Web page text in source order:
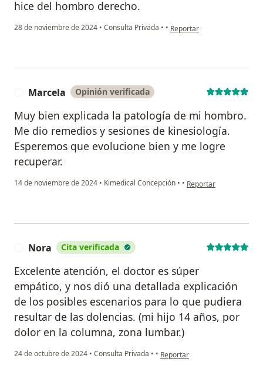
hice del hombro derecho.
28 de noviembre de 2024 • Consulta Privada • • en opinión del usuario R.S.
Reportar
Marcela Opinión verificada
Muy bien explicada la patología de mi hombro.
Me dio remedios y sesiones de kinesiología.
Esperemos que evolucione bien y me logre
recuperar.
14 de noviembre de 2024 • Kimedical Concepción • • en opinión del usuario
Reportar
Nora Cita verificada
Excelente atención, el doctor es súper
empático, y nos dió una detallada explicación
de los posibles escenarios para lo que pudiera
resultar de las dolencias. (mi hijo 14 años, por
dolor en la columna, zona lumbar.)
24 de octubre de 2024 • Consulta Privada • • en opinión del usuario Nora
Reportar